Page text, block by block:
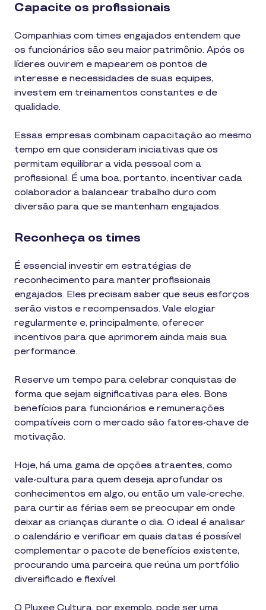
Capacite os profissionais
Companhias com times engajados entendem que
os funcionários são seu maior patrimônio. Após os
líderes ouvirem e mapearem os pontos de
interesse e necessidades de suas equipes,
investem em treinamentos constantes e de
qualidade.
Essas empresas combinam capacitação ao mesmo
tempo em que consideram iniciativas que os
permitam equilibrar a vida pessoal com a
profissional. É uma boa, portanto, incentivar cada
colaborador a balancear trabalho duro com
diversão para que se mantenham engajados.
Reconheça os times
É essencial investir em estratégias de
reconhecimento para manter profissionais
engajados. Eles precisam saber que seus esforços
serão vistos e recompensados. Vale elogiar
regularmente e, principalmente, oferecer
incentivos para que aprimorem ainda mais sua
performance.
Reserve um tempo para celebrar conquistas de
forma que sejam significativas para eles. Bons
benefícios para funcionários e remunerações
compatíveis com o mercado são fatores-chave de
motivação.
Hoje, há uma gama de opções atraentes, como
vale-cultura para quem deseja aprofundar os
conhecimentos em algo, ou então um vale-creche,
para curtir as férias sem se preocupar em onde
deixar as crianças durante o dia. O ideal é analisar
o calendário e verificar em quais datas é possível
complementar o pacote de benefícios existente,
procurando uma parceira que reúna um portfólio
diversificado e flexível.